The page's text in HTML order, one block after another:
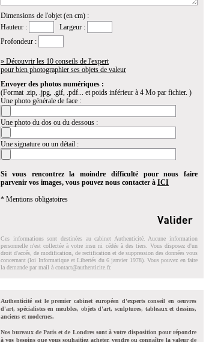
Dimensions de l'objet (en cm) :
Hauteur :
Largeur :
Profondeur :
» Découvrir les 10 conseils de l'expert
pour bien photographier ses objets de valeur
Envoyer des photos numériques :
(Format .zip, .jpg, .gif, .pdf... et poids inférieur à 4 Mo par fichier. )
Une photo générale de face :
Une photo du dos ou du dessous :
Une signature ou un détail :
Si vous rencontrez la moindre difficulté pour nous faire
parvenir vos images, vous pouvez nous contacter à ICI
* Mentions obligatoires
Ces informations sont destinées au cabinet Authenticité. Aucune information
personnelle n'est collectée à votre insu ni cédée à des tiers. Vous disposez d'un
droit d'accés, de modification, de rectification et de suppression des données vous
concernant (loi Informatique et Libertés du 6 janvier 1978). Vous pouvez en faire
la demande par mail à contact@authenticite.fr.
Authenticité est le premier cabinet européen d'experts conseil en oeuvres
d'art, spécialistes en meubles, objets d'art, sculptures, tableaux et dessins,
anciens et modernes.
Nos bureaux de Paris et de Londres sont à votre disposition pour répondre
à vos besoins que vous souhaitiez acheter, vendre ou connaître la valeur de